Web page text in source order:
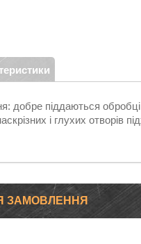
добре піддаються
і глухих отворів
ЗАМОВЛЕННЯ